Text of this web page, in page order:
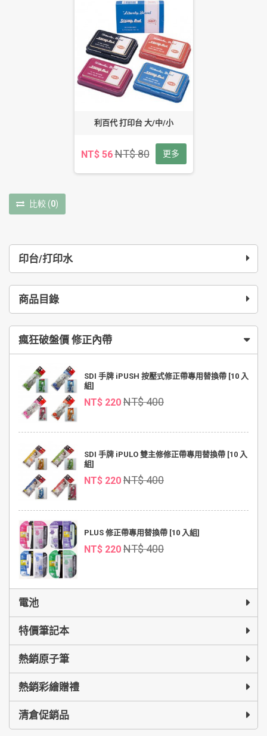
印台/打印水
商品目錄
瘋狂破盤價 修正內帶
SDI 手牌 iPUSH 按壓式修正帶專用替換帶 [10 入
組]
NT$ 220 NT$ 400
SDI 手牌 iPULO 雙主修修正帶專用替換帶 [10 入
組]
NT$ 220 NT$ 400
PLUS 修正帶專用替換帶 [10 入組]
NT$ 220 NT$ 400
電池
特價筆記本
熱銷原子筆
熱銷彩繪贈禮
清倉促銷品
利百代 打印台 大/中/小
NT$ 56NT$ 80 更多
比較 (0)